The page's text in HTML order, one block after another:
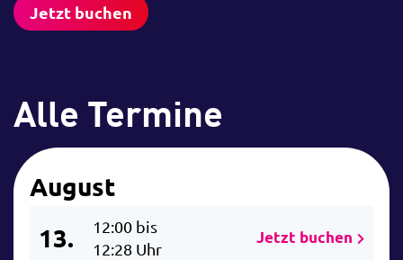
Jetzt buchen
Alle Termine
August
13.
12:00 bis
12:28 Uhr
Jetzt buchen